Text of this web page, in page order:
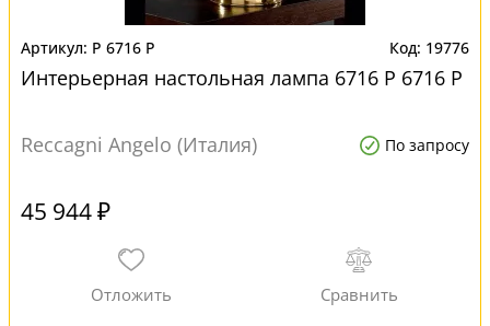
P 6716 P 19776
Интерьерная настольная лампа 6716 P 6716 P
Reccagni Angelo (Италия) По запросу
45 944 ₽